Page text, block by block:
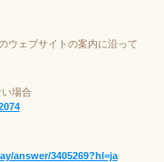
ウェブサイトの案内に沿って
場合
answer/3405269?hl=ja